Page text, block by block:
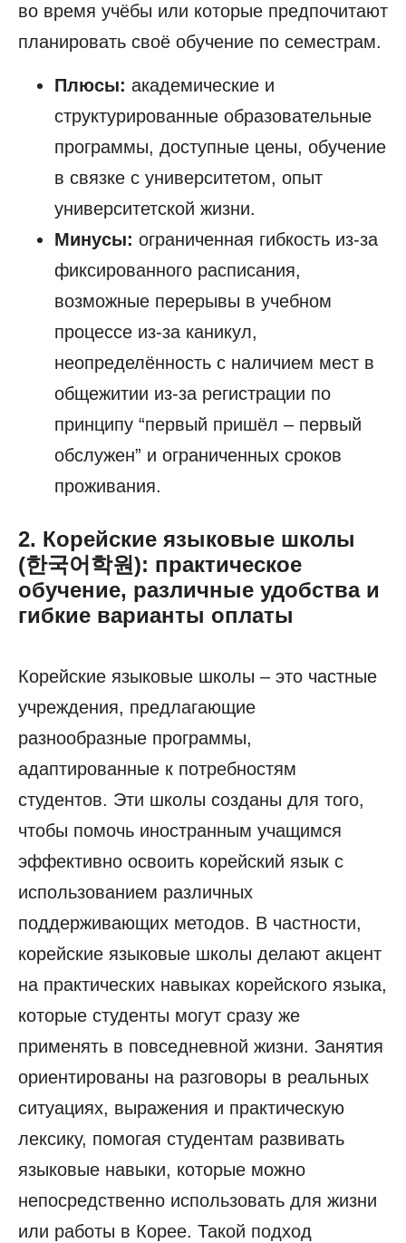
во время учёбы или которые предпочитают
планировать своё обучение по семестрам.
Плюсы: академические и
структурированные образовательные
программы, доступные цены, обучение
в связке с университетом, опыт
университетской жизни.
Минусы: ограниченная гибкость из-за
фиксированного расписания,
возможные перерывы в учебном
процессе из-за каникул,
неопределённость с наличием мест в
общежитии из-за регистрации по
принципу “первый пришёл – первый
обслужен” и ограниченных сроков
проживания.
2. Корейские языковые школы
(한국어학원): практическое
обучение, различные удобства и
гибкие варианты оплаты
Корейские языковые школы – это частные
учреждения, предлагающие
разнообразные программы,
адаптированные к потребностям
студентов. Эти школы созданы для того,
чтобы помочь иностранным учащимся
эффективно освоить корейский язык с
использованием различных
поддерживающих методов. В частности,
корейские языковые школы делают акцент
на практических навыках корейского языка,
которые студенты могут сразу же
применять в повседневной жизни. Занятия
ориентированы на разговоры в реальных
ситуациях, выражения и практическую
лексику, помогая студентам развивать
языковые навыки, которые можно
непосредственно использовать для жизни
или работы в Корее. Такой подход